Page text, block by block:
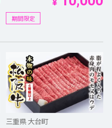
期間限定
三重県 大台町